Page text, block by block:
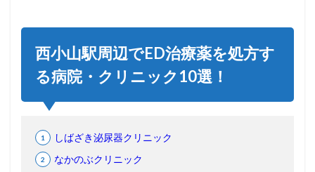
西小山駅周辺でED治療薬を処方す
る病院・クリニック10選！
しばざき泌尿器クリニック
なかのぶクリニック